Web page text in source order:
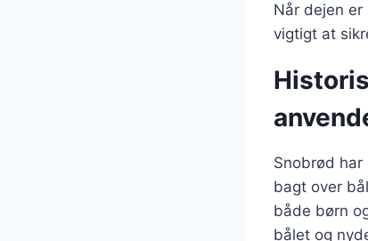
Når dejen
vigtigt at
Snobrød
bagt over
både børn
bålet og